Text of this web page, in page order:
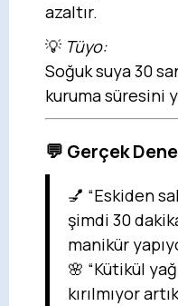
azaltır.
💡 Tüyo:
Soğuk suya 30
kuruma süresini
💬 Gerçek
💅 “Eskiden
şimdi 30
manikür
🌸 “Kütikül
kırılmıyor